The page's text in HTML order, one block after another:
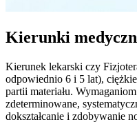
Kierunki
Kierunek lekarski czy
odpowiednio 6 i 5 lat),
partii materiału.
zdeterminowane,
dokształcanie i zdobywanie